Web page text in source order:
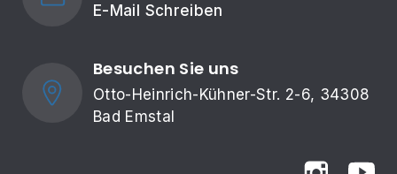
E-Mail Schreiben
Besuchen Sie uns
Otto-Heinrich-Kühner-Str. 2-6, 34308
Bad Emstal